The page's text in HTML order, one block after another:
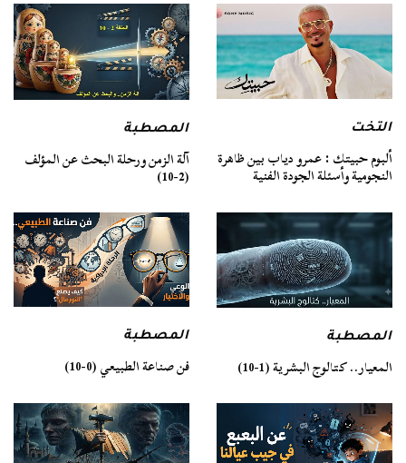
التخت
ألبوم حبيتك : عمرو دياب بين ظاهرة
النجومية وأسئلة الجودة الفنية
المصطبة
آلة الزمن ورحلة البحث عن المؤلف
(2-10)
المصطبة
المعيار.. كتالوج البشرية (1-10)
المصطبة
فن صناعة الطبيعي (0-10)